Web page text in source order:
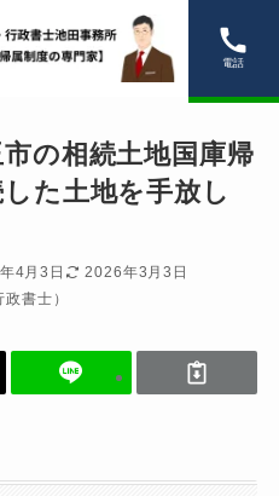
電話
の相続土地国庫帰
た土地を手放し
4月3日
2026年3月3日
書士）